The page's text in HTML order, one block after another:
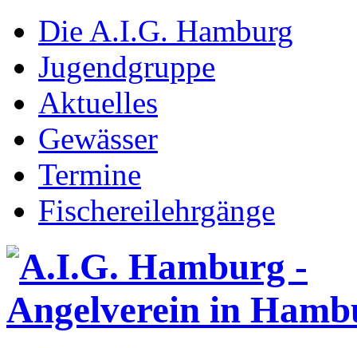
Die A.I.G. Hamburg
Jugendgruppe
Aktuelles
Gewässer
Termine
Fischereilehrgänge